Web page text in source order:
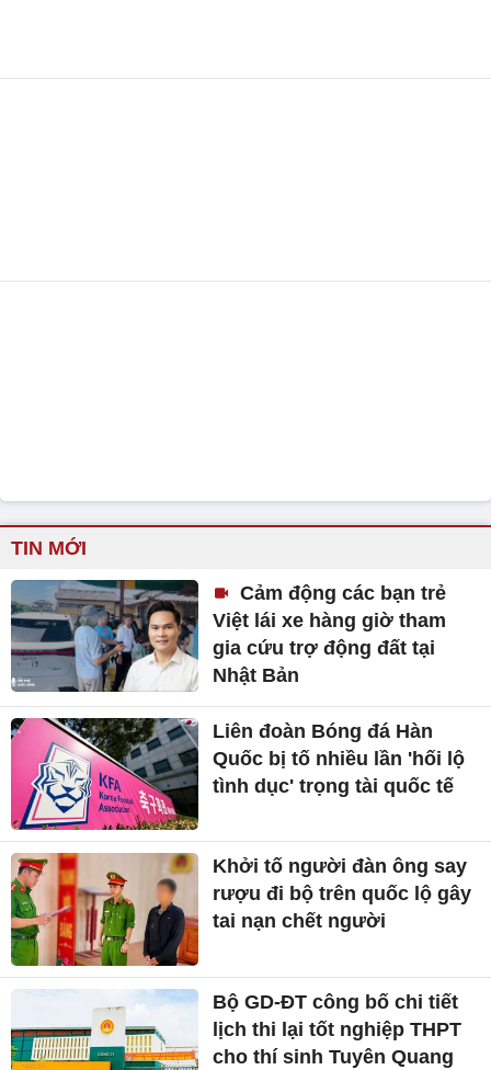
TIN MỚI
Cảm động các bạn trẻ
Việt lái xe hàng giờ tham
gia cứu trợ động đất tại
Nhật Bản
Liên đoàn Bóng đá Hàn
Quốc bị tố nhiều lần 'hối lộ
tình dục' trọng tài quốc tế
Khởi tố người đàn ông say
rượu đi bộ trên quốc lộ gây
tai nạn chết người
Bộ GD-ĐT công bố chi tiết
lịch thi lại tốt nghiệp THPT
cho thí sinh Tuyên Quang